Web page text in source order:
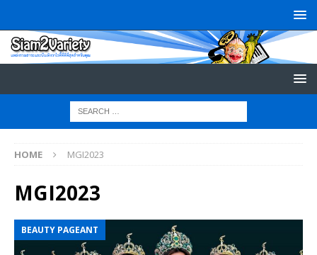
HOME MGI2023
MGI2023
BEAUTY PAGEANT